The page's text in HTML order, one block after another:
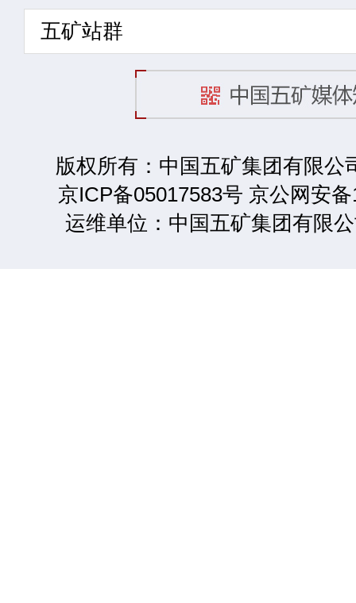
五矿站群
版权所有：中国五矿集团有限公
京ICP备05017583号 京公网安
运维单位：中国五矿集团有限